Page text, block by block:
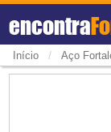
encontra
Início / Aço